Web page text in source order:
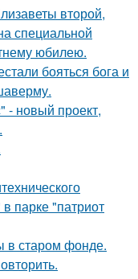
второй,
специальной
юбилею.
бояться бога и
- новый проект,
парке "патриот
в старом фонде.